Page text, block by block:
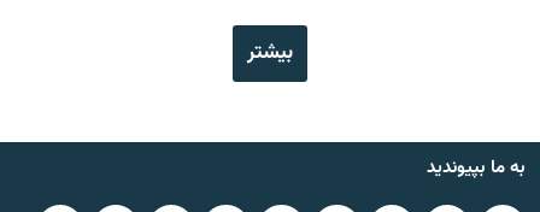
بیشتر
به ما بپیوندید